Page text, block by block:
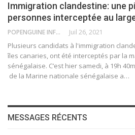
Immigration clandestine: une
personnes interceptée au
POPENGUINE INFO Juil 26, 2021
Plusieurs candidats à l'immigration
îles canaries, ont été interceptés par la
sénégalaise. C’est hier samedi, à 19h
de la Marine nationale sénégalaise a…
MESSAGES RÉCENTS